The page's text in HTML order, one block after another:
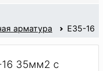
арматура E35-16
16 35мм2 с